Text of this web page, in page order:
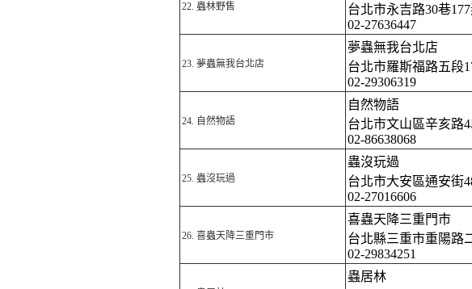
22. 蟲林野售
台北市永吉路30巷
02-27636447
23. 夢蟲無我台北店
夢蟲無我台北店
台北市羅斯福路五段
02-29306319
24. 自然物語
自然物語
台北市文山區辛亥路
02-86638068
25. 蟲沒玩過
蟲沒玩過
台北市大安區通安街
02-27016606
26. 喜蟲天降三重門市
喜蟲天降三重門市
台北縣三重市重陽路
02-29834251
蟲居林